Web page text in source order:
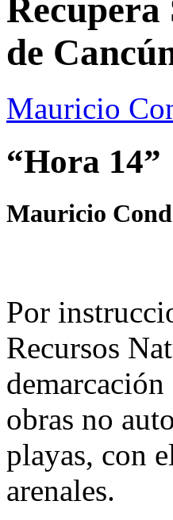
Recupera
de
Mauricio
“Hora 14”
Mauricio
Por
Recursos
obras no
playas, con
arenales.